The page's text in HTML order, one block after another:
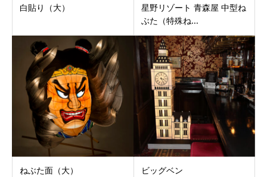
白貼り（大）
星野リゾート 青森屋 中型ね
ぶた（特殊ね...
ねぶた面（大） ビッグベン